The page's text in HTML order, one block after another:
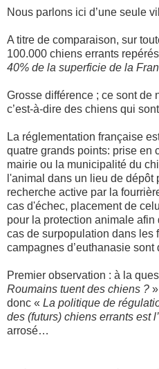
Nous parlons ici d’une seule
A titre de comparaison, sur
100.000 chiens errants
40% de la superficie de la
Grosse différence ; ce sont de
c’est-à-dire des chiens qui
La réglementation française
quatre grands points: prise en
mairie ou la municipalité du
l'animal dans un lieu de dépôt
recherche active par la
cas d'échec, placement de
pour la protection animale
cas de surpopulation dans les
campagnes d’euthanasie
Premier observation : à la
Roumains tuent des chiens ?
donc « La politique de
des (futurs) chiens errants est
arrosé…